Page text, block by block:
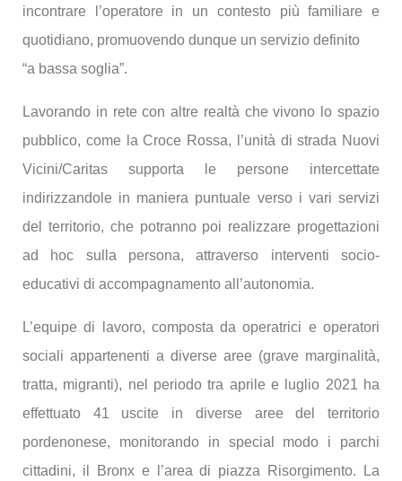
incontrare l’operatore in un contesto più familiare e
quotidiano, promuovendo dunque un servizio definito
“a bassa soglia”.
Lavorando in rete con altre realtà che vivono lo spazio
pubblico, come la Croce Rossa, l’unità di strada Nuovi
Vicini/Caritas supporta le persone intercettate
indirizzandole in maniera puntuale verso i vari servizi
del territorio, che potranno poi realizzare progettazioni
ad hoc sulla persona, attraverso interventi socio-
educativi di accompagnamento all’autonomia.
L’equipe di lavoro, composta da operatrici e operatori
sociali appartenenti a diverse aree (grave marginalità,
tratta, migranti), nel periodo tra aprile e luglio 2021 ha
effettuato 41 uscite in diverse aree del territorio
pordenonese, monitorando in special modo i parchi
cittadini, il Bronx e l’area di piazza Risorgimento. La